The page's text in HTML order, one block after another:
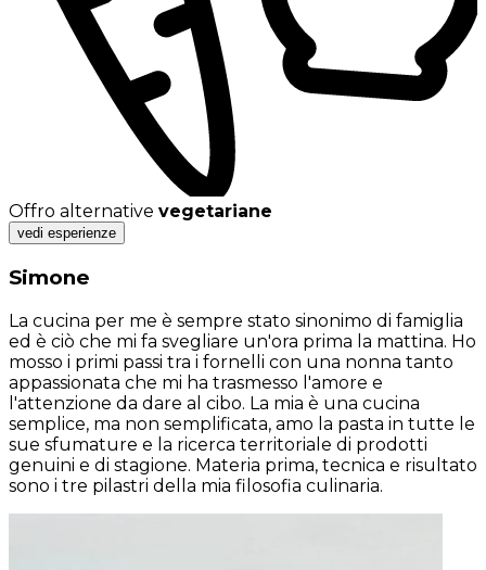
Offro alternative vegetariane
vedi esperienze
Simone
La cucina per me è sempre stato sinonimo di famiglia
ed è ciò che mi fa svegliare un'ora prima la mattina. Ho
mosso i primi passi tra i fornelli con una nonna tanto
appassionata che mi ha trasmesso l'amore e
l'attenzione da dare al cibo. La mia è una cucina
semplice, ma non semplificata, amo la pasta in tutte le
sue sfumature e la ricerca territoriale di prodotti
genuini e di stagione. Materia prima, tecnica e risultato
sono i tre pilastri della mia filosofia culinaria.